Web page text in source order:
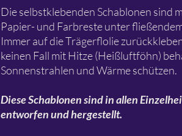
Die selbstklebenden Schablonen sind
Papier- und Farbreste unter
Immer auf die Trägerflolie
keinen Fall mit Hitze (Heißluftföhn)
Sonnenstrahlen und Wärme schützen.
Diese Schablonen sind in allen
entworfen und hergestellt.